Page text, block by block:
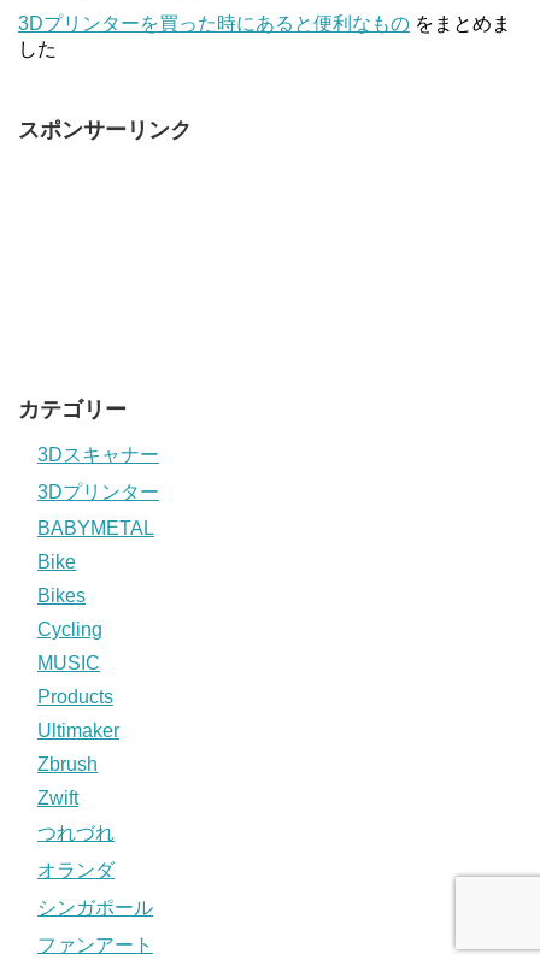
3Dプリンターを買った時にあると便利なもの をまとめま
した
スポンサーリンク
カテゴリー
3Dスキャナー
3Dプリンター
BABYMETAL
Bike
Bikes
Cycling
MUSIC
Products
Ultimaker
Zbrush
Zwift
つれづれ
オランダ
シンガポール
ファンアート